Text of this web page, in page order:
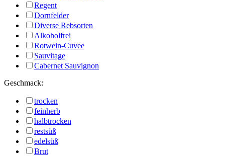
Regent
Dornfelder
Diverse Rebsorten
Alkoholfrei
Rotwein-Cuvee
Sauvitage
Cabernet Sauvignon
Geschmack:
trocken
feinherb
halbtrocken
restsüß
edelsüß
Brut